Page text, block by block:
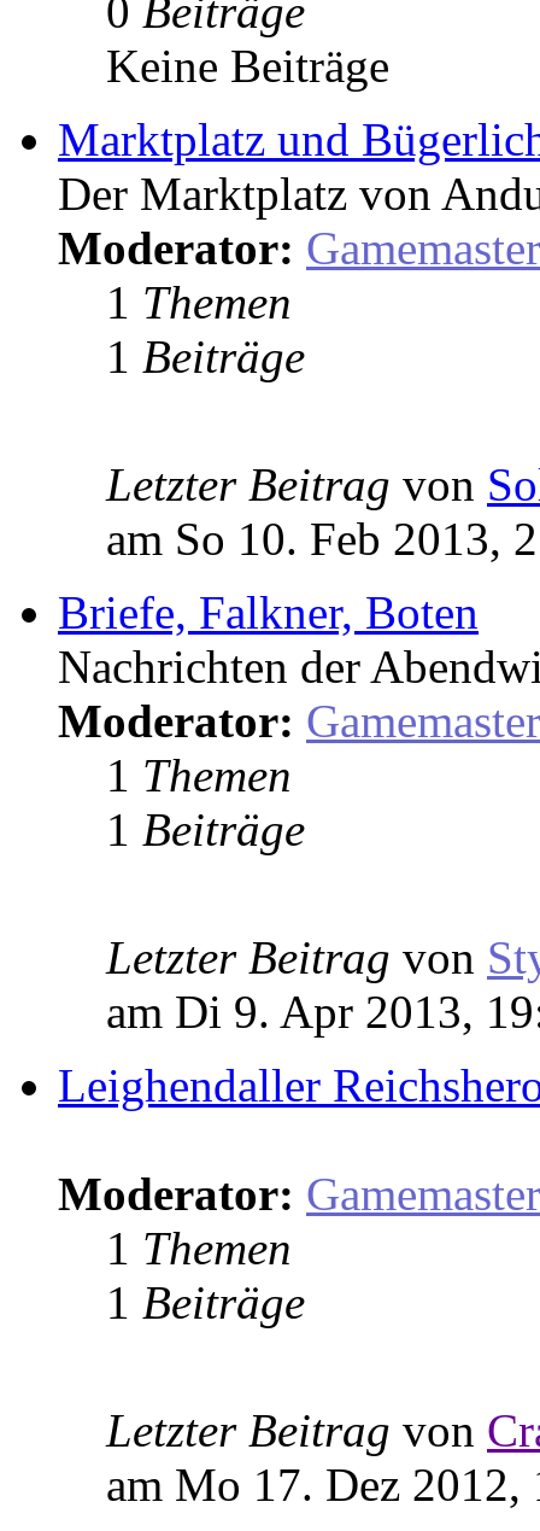
0 Beiträge
Keine Beiträge
Marktplatz und
Der Marktplatz von
Moderator: Gamemaster
1 Themen
1 Beiträge
Letzter Beitrag von
am So 10. Feb 2013,
Briefe, Falkner, Boten
Nachrichten der
Moderator: Gamemaster
1 Themen
1 Beiträge
Letzter Beitrag von
am Di 9. Apr 2013,
Leighendaller
Moderator: Gamemaster
1 Themen
1 Beiträge
Letzter Beitrag von
am Mo 17. Dez 2012,